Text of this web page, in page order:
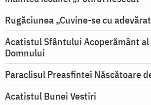
Rugăciunea „Cuvine-se cu
Acatistul Sfântului Acoperământ al
Domnului
Paraclisul Preasfintei Născătoare
Acatistul Bunei Vestiri